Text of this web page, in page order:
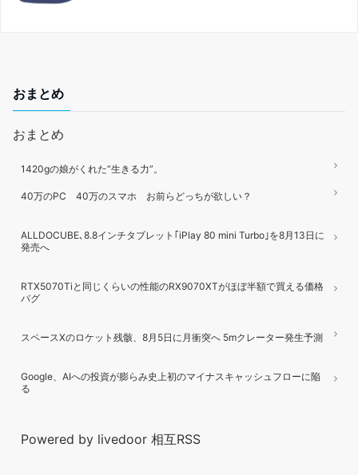
おまとめ
おまとめ
1420gの娘がくれた“生きる力”。
40万のPC 40万のスマホ お前らどっちが欲しい？
ALLDOCUBE､8.8インチタブレット｢iPlay 80 mini Turbo｣を8月13日に
発売へ
RTX5070Tiと同じくらいの性能のRX9070XTがほぼ半額で買える価格
バグ
スペースXのロケット残骸、8月5日に月衝突へ 5mクレーター発生予測
Google、AIへの投資が膨らみ史上初のマイナスキャッシュフローに陥
る
Powered by livedoor 相互RSS